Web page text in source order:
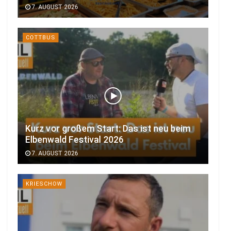
7. AUGUST 2026
COTTBUS
Kurz vor großem Start: Das ist neu beim
Elbenwald Festival 2026
7. AUGUST 2026
KRIESCHOW